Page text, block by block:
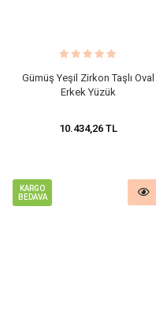
Gümüş Yeşil Zirkon Taşlı Oval
Erkek Yüzük
10.434,26 TL
KARGO
BEDAVA